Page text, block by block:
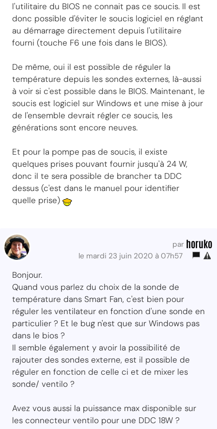
l'utilitaire du BIOS ne connait pas ce soucis. Il est
donc possible d'éviter le soucis logiciel en réglant
au démarrage directement depuis l'utilitaire
fourni (touche F6 une fois dans le BIOS).
De même, oui il est possible de réguler la
température depuis les sondes externes, là-aussi
à voir si c'est possible dans le BIOS. Maintenant, le
soucis est logiciel sur Windows et une mise à jour
de l'ensemble devrait régler ce soucis, les
générations sont encore neuves.
Et pour la pompe pas de soucis, il existe
quelques prises pouvant fournir jusqu'à 24 W,
donc il te sera possible de brancher ta DDC
dessus (c'est dans le manuel pour identifier
quelle prise)
par horuko
le mardi 23 juin 2020 à 07h57
Bonjour.
Quand vous parlez du choix de la sonde de
température dans Smart Fan, c'est bien pour
réguler les ventilateur en fonction d'une sonde en
particulier ? Et le bug n'est que sur Windows pas
dans le bios ?
Il semble également y avoir la possibilité de
rajouter des sondes externe, est il possible de
réguler en fonction de celle ci et de mixer les
sonde/ ventilo ?
Avez vous aussi la puissance max disponible sur
les connecteur ventilo pour une DDC 18W ?